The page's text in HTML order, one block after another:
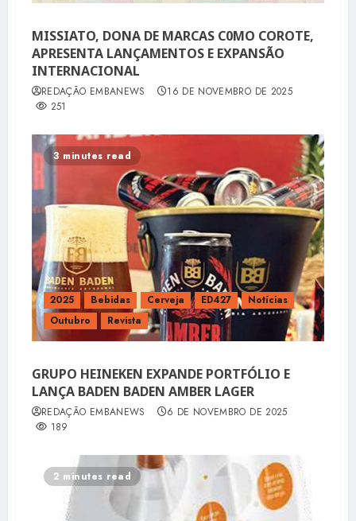
MISSIATO, DONA DE MARCAS C0MO COROTE,
APRESENTA LANÇAMENTOS E EXPANSÃO
INTERNACIONAL
REDAÇÃO EMBANEWS
16 DE NOVEMBRO DE 2025
251
3 minutes read
2025 Bebidas Cerveja ED427
Notícias
Outubro
Revista
GRUPO HEINEKEN EXPANDE PORTFÓLIO E
LANÇA BADEN BADEN AMBER LAGER
REDAÇÃO EMBANEWS
6 DE NOVEMBRO DE 2025
189
2 minutes read